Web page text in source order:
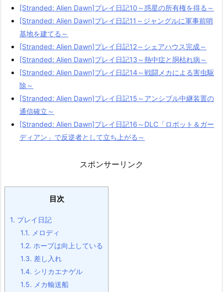
[Stranded: Alien Dawn]プレイ日記10～惑星の所有権を得る～
[Stranded: Alien Dawn]プレイ日記11～ジャングルに軍事前哨
基地を建てる～
[Stranded: Alien Dawn]プレイ日記12～シェアハウス完成～
[Stranded: Alien Dawn]プレイ日記13～熱中症と胴枯れ病～
[Stranded: Alien Dawn]プレイ日記14～戦闘メカによる害虫駆
除～
[Stranded: Alien Dawn]プレイ日記15～アンシブル中継装置の
通信確立～
[Stranded: Alien Dawn]プレイ日記16～DLC「ロボット＆ガー
ディアン」で反逆者として立ち上がる～
スポンサーリンク
目次
1. プレイ日記
1.1. メロディ
1.2. ホープは向上している
1.3. 差し入れ
1.4. シリカエナゲル
1.5. メカ輸送船